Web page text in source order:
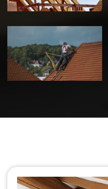
Urgence fuite
de toiture 39
Jura